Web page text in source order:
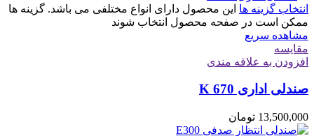
انتخاب گزینه ها این محصول دارای انواع مختلفی می باشد. گزینه ها
ممکن است در صفحه محصول انتخاب شوند
مشاهده سریع
مقایسه
افزودن به علاقه مندی
صندلی اداری K 670
13,500,000 تومان